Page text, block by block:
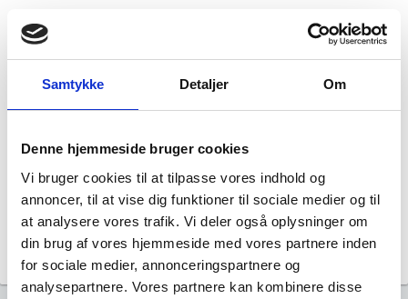
Samtykke Detaljer Om
Denne hjemmeside bruger cookies
Vi bruger cookies til at tilpasse vores indhold og
annoncer, til at vise dig funktioner til sociale medier og til
at analysere vores trafik. Vi deler også oplysninger om
din brug af vores hjemmeside med vores partnere inden
for sociale medier, annonceringspartnere og
analysepartnere. Vores partnere kan kombinere disse
SØRUP HANDEL & NEDBRYDNING ApS har
ingen datterselskaber.